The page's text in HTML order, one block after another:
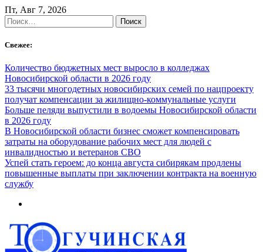
Skip
to
content
Пт, Авг 7, 2026
Найти:
Свежее:
Количество бюджетных мест выросло в колледжах
Новосибирской области в 2026 году
33 тысячи многодетных новосибирских семей по нацпроекту
получат компенсации за жилищно-коммунальные услуги
Больше пеляди выпустили в водоемы Новосибирской области
в 2026 году
В Новосибирской области бизнес сможет компенсировать
затраты на оборудование рабочих мест для людей с
инвалидностью и ветеранов СВО
Успей стать героем: до конца августа сибирякам продлены
повышенные выплаты при заключении контракта на военную
службу